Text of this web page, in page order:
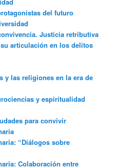
del futuro
Justicia retributiva
articulación en los delitos
y las religiones en la era de
y espiritualidad
para convivir
“Diálogos sobre
Colaboración entre